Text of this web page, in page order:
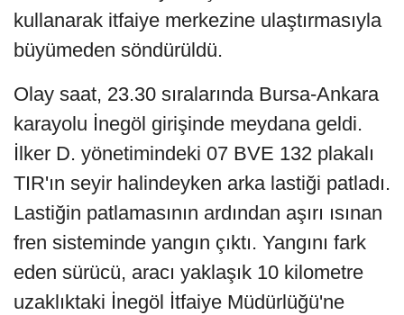
kullanarak itfaiye merkezine ulaştırmasıyla
büyümeden söndürüldü.
Olay saat, 23.30 sıralarında Bursa-Ankara
karayolu İnegöl girişinde meydana geldi.
İlker D. yönetimindeki 07 BVE 132 plakalı
TIR'ın seyir halindeyken arka lastiği patladı.
Lastiğin patlamasının ardından aşırı ısınan
fren sisteminde yangın çıktı. Yangını fark
eden sürücü, aracı yaklaşık 10 kilometre
uzaklıktaki İnegöl İtfaiye Müdürlüğü'ne